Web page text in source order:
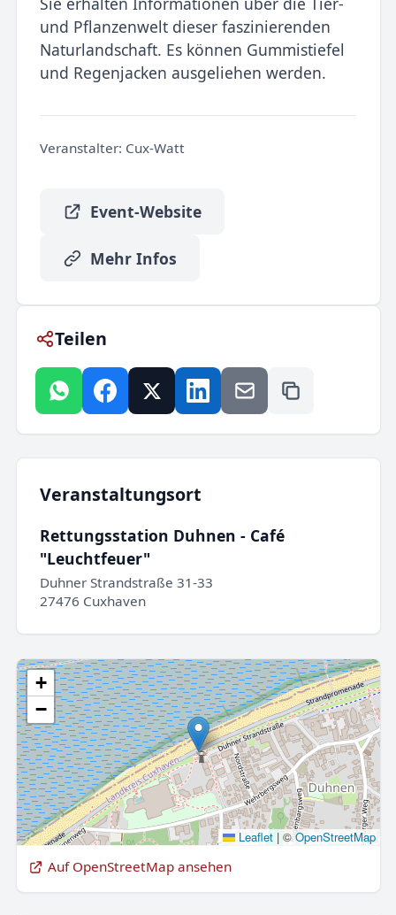
und Pflanzenwelt dieser faszinierenden
Naturlandschaft. Es können Gummistiefel
und Regenjacken ausgeliehen werden.
Veranstalter: Cux-Watt
Event-Website
Mehr Infos
Teilen
Veranstaltungsort
Rettungsstation Duhnen - Café
"Leuchtfeuer"
Duhner Strandstraße 31-33
27476 Cuxhaven
+
−
Leaflet |©OpenStreetMap
Auf OpenStreetMap ansehen